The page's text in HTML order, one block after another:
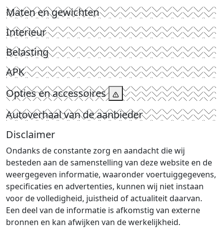
Maten en gewichten
Interieur
Belasting
APK
Opties en accessoires
Autoverhaal van de aanbieder
Disclaimer
Ondanks de constante zorg en aandacht die wij
besteden aan de samenstelling van deze website en de
weergegeven informatie, waaronder voertuiggegevens,
specificaties en advertenties, kunnen wij niet instaan
voor de volledigheid, juistheid of actualiteit daarvan.
Een deel van de informatie is afkomstig van externe
bronnen en kan afwijken van de werkelijkheid.